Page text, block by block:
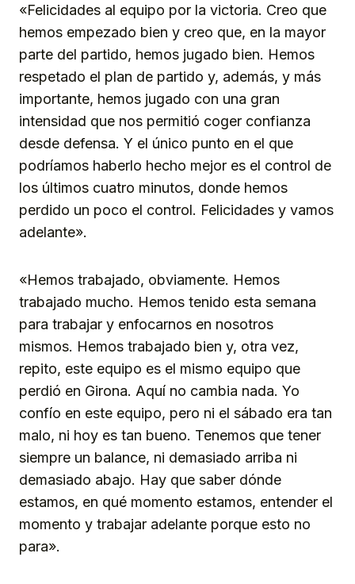
«Felicidades al equipo por la victoria. Creo que
hemos empezado bien y creo que, en la mayor
parte del partido, hemos jugado bien. Hemos
respetado el plan de partido y, además, y más
importante, hemos jugado con una gran
intensidad que nos permitió coger confianza
desde defensa. Y el único punto en el que
podríamos haberlo hecho mejor es el control de
los últimos cuatro minutos, donde hemos
perdido un poco el control. Felicidades y vamos
adelante».
«Hemos trabajado, obviamente. Hemos
trabajado mucho. Hemos tenido esta semana
para trabajar y enfocarnos en nosotros
mismos. Hemos trabajado bien y, otra vez,
repito, este equipo es el mismo equipo que
perdió en Girona. Aquí no cambia nada. Yo
confío en este equipo, pero ni el sábado era tan
malo, ni hoy es tan bueno. Tenemos que tener
siempre un balance, ni demasiado arriba ni
demasiado abajo. Hay que saber dónde
estamos, en qué momento estamos, entender el
momento y trabajar adelante porque esto no
para».